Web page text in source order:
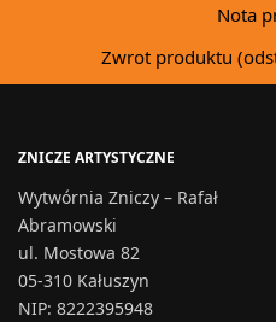
Nota
Zwrot produktu
ZNICZE ARTYSTYCZNE
Wytwórnia Zniczy – Rafał
Abramowski
ul. Mostowa 82
05-310 Kałuszyn
NIP: 8222395948